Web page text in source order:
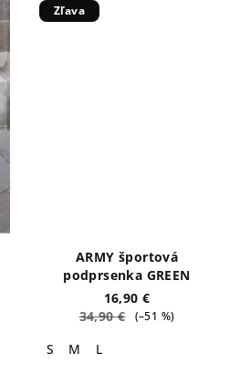
Zľava
ARMY športová
podprsenka GREEN
16,90 €
34,90 €
(–51 %)
S M L